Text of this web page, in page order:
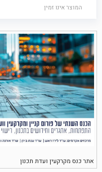
המוצר אינו זמין
אתר כנס מקרקעין ועדת תכנון